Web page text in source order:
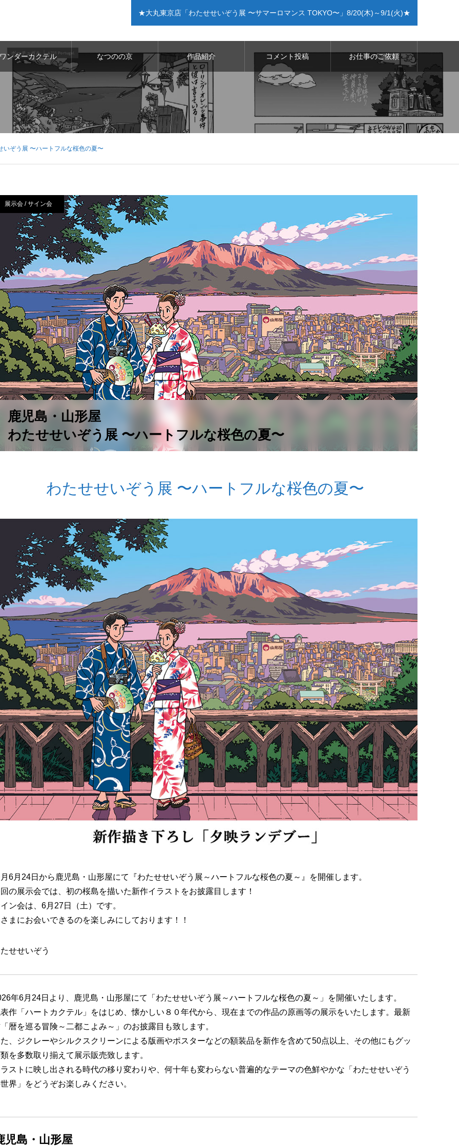
★大丸東京店「わたせせいぞう展 〜サマーロマンス TOKYO〜」8/20(木)～9/1(火)★
ワンダーカクテル なつのの京 作品紹介 コメント投稿 お仕事のご依頼
ぞう展 〜ハートフルな桜色の夏〜
展示会 / サイン会
鹿児島・山形屋
わたせせいぞう展 〜ハートフルな桜色の夏〜
わたせせいぞう展 〜ハートフルな桜色の夏〜
6月24日から鹿児島・山形屋にて『わたせせいぞう展～ハートフルな桜色の夏～』を開催します。
の展示会では、初の桜島を描いた新作イラストをお披露目します！
ン会は、6月27日（土）です。
まにお会いできるのを楽しみにしております！！
せせいぞう
年6月24日より、鹿児島・山形屋にて「わたせせいぞう展～ハートフルな桜色の夏～」を開催いたします。
作「ハートカクテル」をはじめ、懐かしい８０年代から、現在までの作品の原画等の展示をいたします。最新
暦を巡る冒険～二都こよみ～」のお披露目も致します。
、ジクレーやシルクスクリーンによる版画やポスターなどの額装品を新作を含めて50点以上、その他にもグッ
を多数取り揃えて展示販売致します。
ストに映し出される時代の移り変わりや、何十年も変わらない普遍的なテーマの色鮮やかな「わたせせいぞう
界」をどうぞお楽しみください。
児島・山形屋